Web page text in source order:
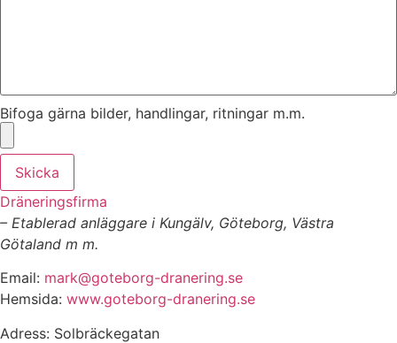
Bifoga gärna bilder, handlingar, ritningar m.m.
Skicka
Dräneringsfirma
– Etablerad anläggare i Kungälv, Göteborg, Västra
Götaland m m.
Email: mark@goteborg-dranering.se
Hemsida: www.goteborg-dranering.se
Adress: Solbräckegatan